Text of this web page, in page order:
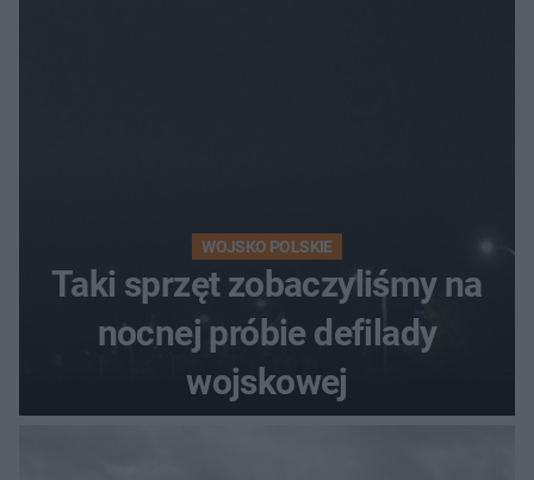
WOJSKO POLSKIE
Taki sprzęt zobaczyliśmy na
nocnej próbie defilady
wojskowej